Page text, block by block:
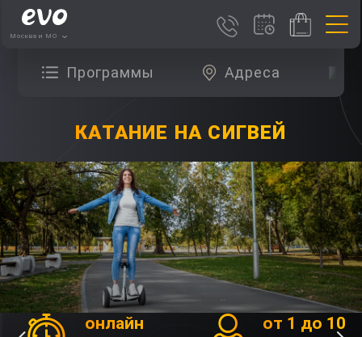
Москва и МО
Программы Адреса
КАТАНИЕ НА СИГВЕЙ
онлайн
от 1 до 10